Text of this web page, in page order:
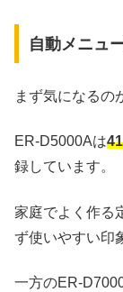
自動メニュ
まず気になるの
ER-D5000Aは
録しています。
家庭でよく作る
ず使いやすい印
一方のER-